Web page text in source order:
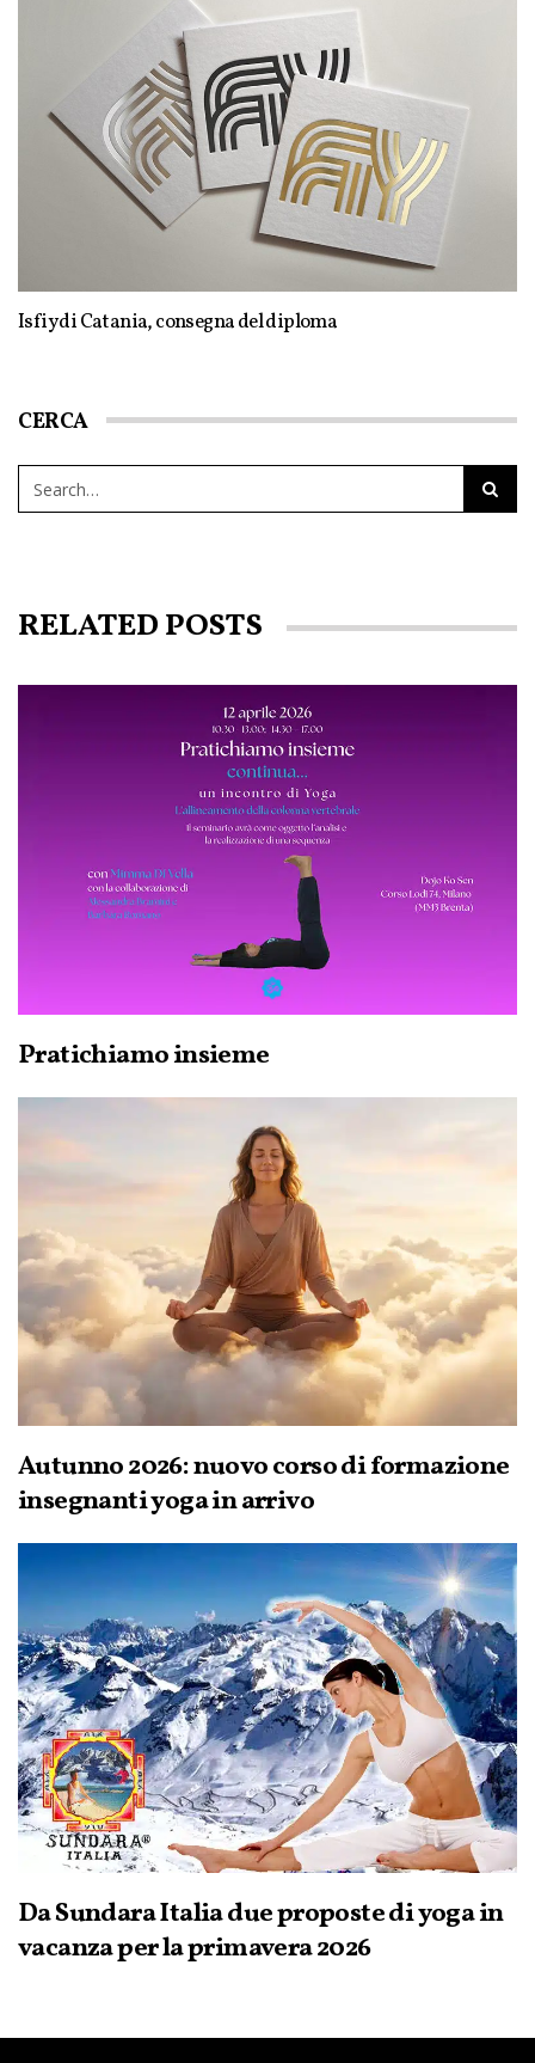
Isfiy di Catania, consegna del diploma
CERCA
RELATED POSTS
Pratichiamo insieme
Autunno 2026: nuovo corso di formazione
insegnanti yoga in arrivo
Da Sundara Italia due proposte di yoga in
vacanza per la primavera 2026